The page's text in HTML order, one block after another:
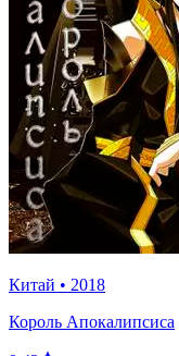
Китай • 2018
Король Апокалипсиса